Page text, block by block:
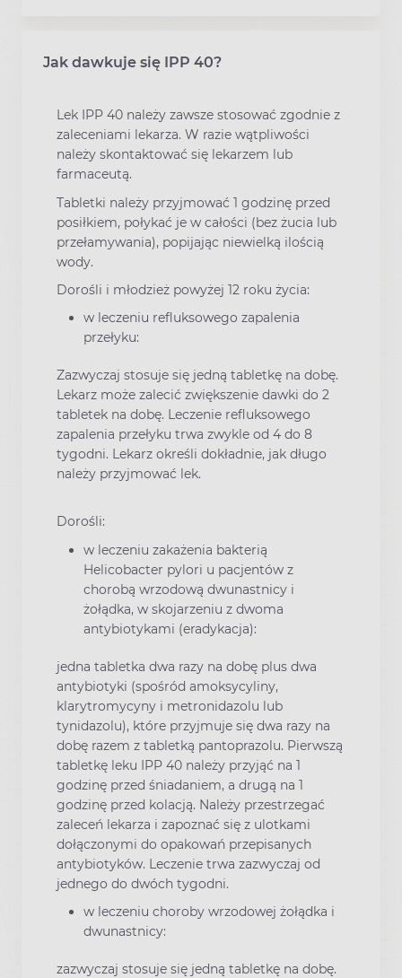
Jak dawkuje się IPP 40?
Lek IPP 40 należy zawsze stosować zgodnie z
zaleceniami lekarza. W razie wątpliwości
należy skontaktować się lekarzem lub
farmaceutą.
Tabletki należy przyjmować 1 godzinę przed
posiłkiem, połykać je w całości (bez żucia lub
przełamywania), popijając niewielką ilością
wody.
Dorośli i młodzież powyżej 12 roku życia:
w leczeniu refluksowego zapalenia
przełyku:
Zazwyczaj stosuje się jedną tabletkę na dobę.
Lekarz może zalecić zwiększenie dawki do 2
tabletek na dobę. Leczenie refluksowego
zapalenia przełyku trwa zwykle od 4 do 8
tygodni. Lekarz określi dokładnie, jak długo
należy przyjmować lek.
Dorośli:
w leczeniu zakażenia bakterią
Helicobacter pylori u pacjentów z
chorobą wrzodową dwunastnicy i
żołądka, w skojarzeniu z dwoma
antybiotykami (eradykacja):
jedna tabletka dwa razy na dobę plus dwa
antybiotyki (spośród amoksycyliny,
klarytromycyny i metronidazolu lub
tynidazolu), które przyjmuje się dwa razy na
dobę razem z tabletką pantoprazolu. Pierwszą
tabletkę leku IPP 40 należy przyjąć na 1
godzinę przed śniadaniem, a drugą na 1
godzinę przed kolacją. Należy przestrzegać
zaleceń lekarza i zapoznać się z ulotkami
dołączonymi do opakowań przepisanych
antybiotyków. Leczenie trwa zazwyczaj od
jednego do dwóch tygodni.
w leczeniu choroby wrzodowej żołądka i
dwunastnicy:
zazwyczaj stosuje się jedną tabletkę na dobę.